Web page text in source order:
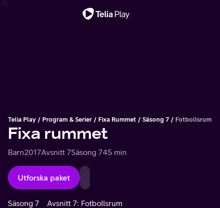
Telia Play Program & Serier Fixa Rummet Säsong 7 Fotbollsrum
Fixa rummet
Barn2017Avsnitt 7Säsong 745 min
Utforska paket
Säsong 7 Avsnitt 7: Fotbollsrum